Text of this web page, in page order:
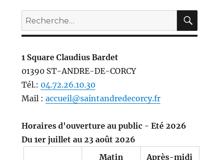
Recherche
pour :
1 Square Claudius Bardet
01390 ST-ANDRE-DE-CORCY
Tél.: 04.72.26.10.30
Mail : accueil@saintandredecorcy.fr
Horaires d'ouverture au public - Eté 2026
Du 1er juillet au 23 août 2026
Matin
Après-midi